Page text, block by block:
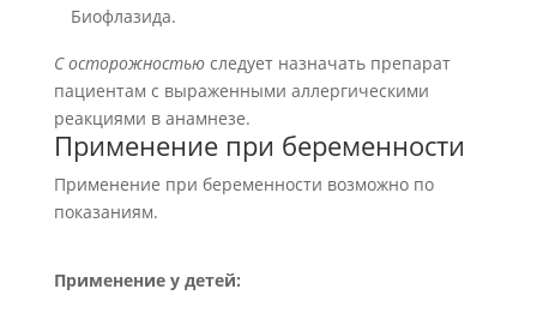
Биофлазида.
С осторожностьюследует назначать препарат
пациентам с выраженными аллергическими
реакциями в анамнезе.
Применение при беременности
Применение при беременности возможно по
показаниям.
Применение у детей: